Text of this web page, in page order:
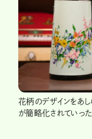
花柄のデザインをあし
が簡略化されていった